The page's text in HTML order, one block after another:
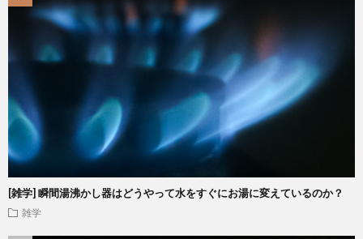
[雑学] 瞬間湯沸かし器はどうやって水をすぐにお湯に変えているのか？
雑学